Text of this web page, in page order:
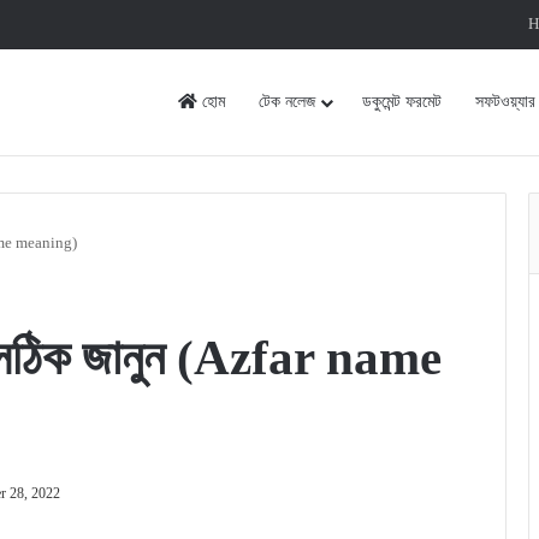
হোম টেক নলেজ ডকুমেন্ট ফরমেট সফটওয়্যার
meaning)
জানুন (Azfar name
28, 2022